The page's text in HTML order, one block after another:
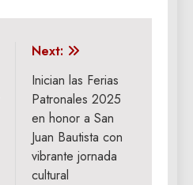
Next:
Inician las Ferias
Patronales 2025
en honor a San
Juan Bautista con
vibrante jornada
cultural